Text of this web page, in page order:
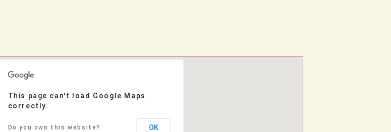
This page can't load Google Maps
correctly.
Do you own this website? OK